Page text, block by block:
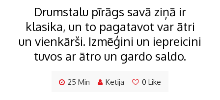
Drumstalu pīrāgs savā ziņā ir
klasika, un to pagatavot var ātri
un vienkārši. Izmēģini un iepreicini
tuvos ar ātro un gardo saldo.
25 Min Ketija 0 Like